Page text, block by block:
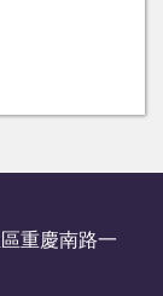
重慶南路一